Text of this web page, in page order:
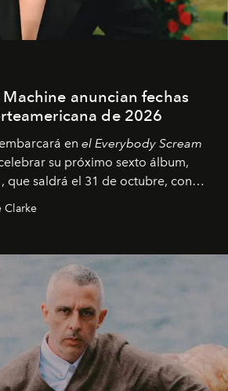
anuncian fechas
de 2026
en el Everybody Scream
su próximo sexto álbum,
, que saldrá el 31 de octubre, con
a partir de abril del próximo
Clarke